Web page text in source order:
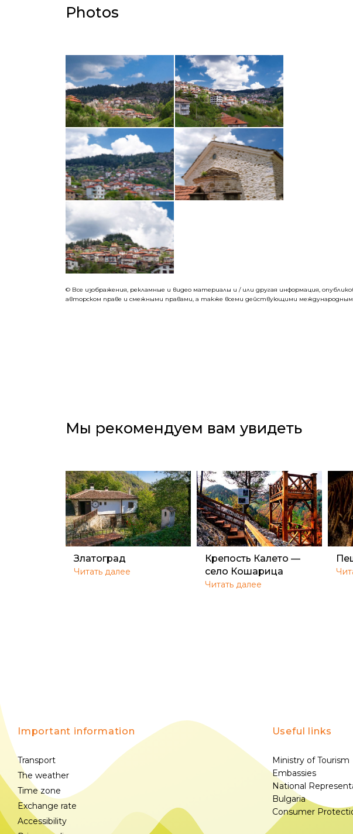
Photos
© Все изображения, рекламные и видео материалы и / или другая информация,
авторском праве и смежными правами, а также всеми действующими
Мы рекомендуем вам увидеть
Златоград
Читать далее
Крепость Калето —
село Кошарица
Читать далее
Important information
Transport
The weather
Time zone
Exchange rate
Accessibility
Useful links
Ministry of Tourism
Embassies
National
Bulgaria
Consumer